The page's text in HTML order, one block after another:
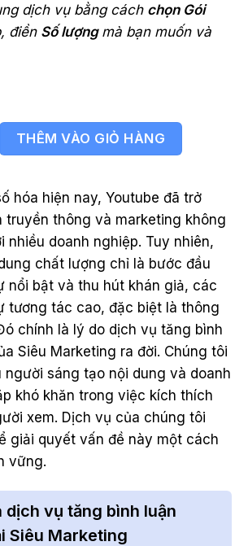
dịch vụ bằng cách chọn Gói
điền Số lượng mà bạn muốn và
luận video Youtube số lượng
THÊM VÀO GIỎ HÀNG
hóa hiện nay, Youtube đã trở
truyền thông và marketing không
nhiều doanh nghiệp. Tuy nhiên,
chất lượng chỉ là bước đầu
nổi bật và thu hút khán giả, các
tương tác cao, đặc biệt là thông
chính là lý do dịch vụ tăng bình
Siêu Marketing ra đời. Chúng tôi
người sáng tạo nội dung và doanh
khó khăn trong việc kích thích
xem. Dịch vụ của chúng tôi
giải quyết vấn đề này một cách
vững.
vụ tăng bình luận
Siêu Marketing